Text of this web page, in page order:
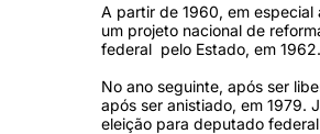
A partir de 1960, em
um projeto nacional de
federal pelo Estado, em
No ano seguinte, após ser
após ser anistiado, em 1979.
eleição para deputado